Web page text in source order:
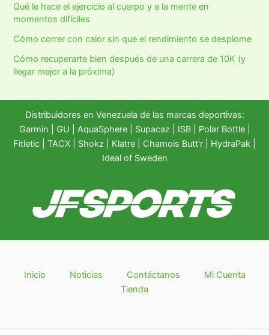
Qué le hace el ejercicio al cuerpo y a la mente en
momentos difíciles
Cómo correr con calor sin que el rendimiento se desplome
Cómo recuperarte bien después de una carrera de 10K (y
llegar mejor a la próxima)
Distribuidores en Venezuela de las marcas deportivas:
Garmin
GU AquaSphere| Supacaz | ISB | Polar Bottle|
Fitletic
TACX Shokz Klatre Chamois Butt'r HydraPak
Ideal of Sweden
Inicio Noticias Contáctanos
Mi Cuenta
Tienda